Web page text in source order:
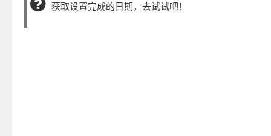
获取设置完成的日期，去试试吧！